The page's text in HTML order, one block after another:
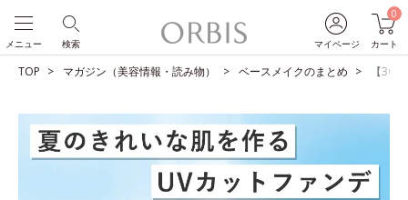
マイページ
0
カート
検索
メニュー
TOP マガジン（美容情報・読み物） ベースメイクのまとめ 【30